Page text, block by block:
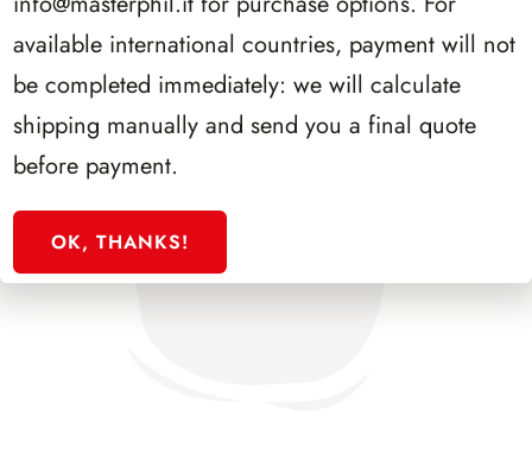
available international countries, payment will not
be completed immediately: we will calculate
shipping manually and send you a final quote
before payment.
OK, THANKS!